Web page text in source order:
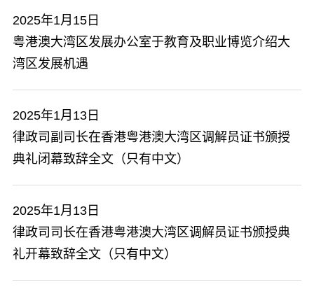
2025年1月15日
粤港澳大湾区发展办公室于教育及职业博览介绍大
湾区发展机遇
2025年1月13日
​律政司副司长在香港粤港澳大湾区调解员证书颁授
典礼闭幕致辞全文（只有中文）
2025年1月13日
律政司司长在香港粤港澳大湾区调解员证书颁授典
礼开幕致辞全文（只有中文）